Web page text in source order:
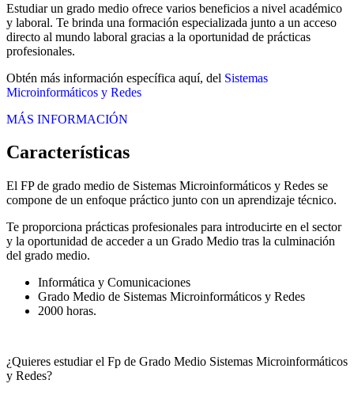
Estudiar un grado medio ofrece varios beneficios a nivel académico
y laboral. Te brinda una formación especializada junto a un acceso
directo al mundo laboral gracias a la oportunidad de prácticas
profesionales.
Obtén más información específica aquí, del Sistemas
Microinformáticos y Redes
MÁS INFORMACIÓN
Características
El FP de grado medio de Sistemas Microinformáticos y Redes se
compone de un enfoque práctico junto con un aprendizaje técnico.
Te proporciona prácticas profesionales para introducirte en el sector
y la oportunidad de acceder a un Grado Medio tras la culminación
del grado medio.
Informática y Comunicaciones
Grado Medio de Sistemas Microinformáticos y Redes
2000 horas.
¿Quieres estudiar el Fp de Grado Medio Sistemas Microinformáticos
y Redes?